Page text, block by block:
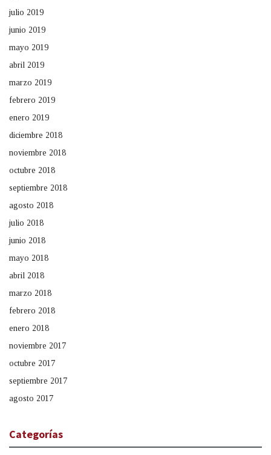
julio 2019
junio 2019
mayo 2019
abril 2019
marzo 2019
febrero 2019
enero 2019
diciembre 2018
noviembre 2018
octubre 2018
septiembre 2018
agosto 2018
julio 2018
junio 2018
mayo 2018
abril 2018
marzo 2018
febrero 2018
enero 2018
noviembre 2017
octubre 2017
septiembre 2017
agosto 2017
Categorías